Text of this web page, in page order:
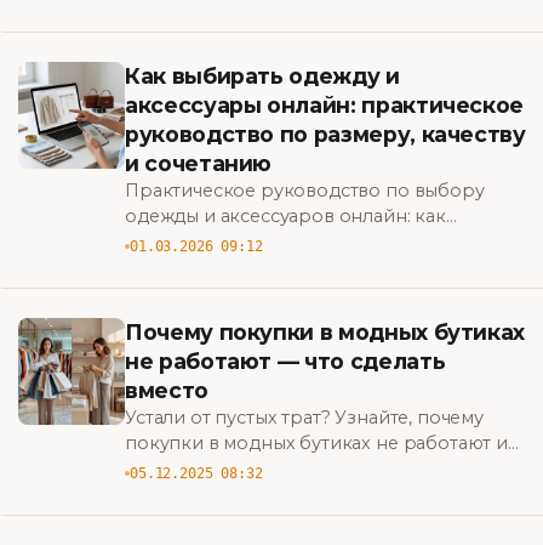
Как выбирать одежду и
аксессуары онлайн: практическое
руководство по размеру, качеству
и сочетанию
Практическое руководство по выбору
одежды и аксессуаров онлайн: как
правильно определить размер, проверить
образов.
01.03.2026 09:12
Почему покупки в модных бутиках
не работают — что сделать
вместо
Устали от пустых трат? Узнайте, почему
покупки в модных бутиках не работают и
какие шаги выбрать вместо, чтобы
05.12.2025 08:32